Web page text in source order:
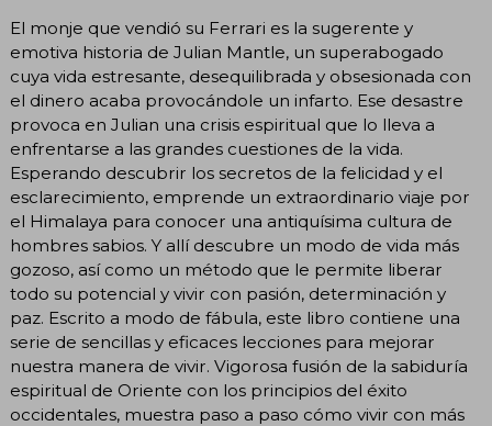
El monje que vendió su Ferrari es la sugerente y
emotiva historia de Julian Mantle, un superabogado
cuya vida estresante, desequilibrada y obsesionada con
el dinero acaba provocándole un infarto. Ese desastre
provoca en Julian una crisis espiritual que lo lleva a
enfrentarse a las grandes cuestiones de la vida.
Esperando descubrir los secretos de la felicidad y el
esclarecimiento, emprende un extraordinario viaje por
el Himalaya para conocer una antiquísima cultura de
hombres sabios. Y allí descubre un modo de vida más
gozoso, así como un método que le permite liberar
todo su potencial y vivir con pasión, determinación y
paz. Escrito a modo de fábula, este libro contiene una
serie de sencillas y eficaces lecciones para mejorar
nuestra manera de vivir. Vigorosa fusión de la sabiduría
espiritual de Oriente con los principios del éxito
occidentales, muestra paso a paso cómo vivir con más